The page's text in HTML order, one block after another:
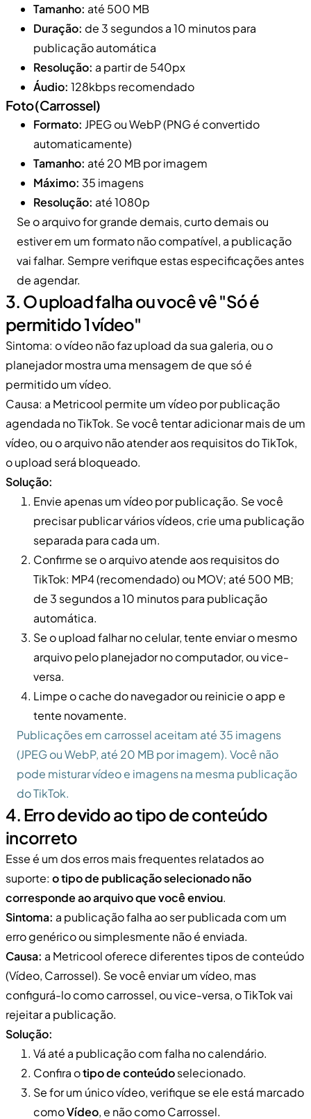
Tamanho: até 500 MB
Duração: de 3 segundos a 10 minutos para
publicação automática
Resolução: a partir de 540px
Áudio: 128kbps recomendado
Foto (Carrossel)
Formato: JPEG ou WebP (PNG é convertido
automaticamente)
Tamanho: até 20 MB por imagem
Máximo: 35 imagens
Resolução: até 1080p
Se o arquivo for grande demais, curto demais ou
estiver em um formato não compatível, a publicação
vai falhar. Sempre verifique estas especificações antes
de agendar.
3. O upload falha ou você vê "Só é
permitido 1 vídeo"
Sintoma: o vídeo não faz upload da sua galeria, ou o
planejador mostra uma mensagem de que só é
permitido um vídeo.
Causa: a Metricool permite um vídeo por publicação
agendada no TikTok. Se você tentar adicionar mais de um
vídeo, ou o arquivo não atender aos requisitos do TikTok,
o upload será bloqueado.
Solução:
Envie apenas um vídeo por publicação. Se você
precisar publicar vários vídeos, crie uma publicação
separada para cada um.
Confirme se o arquivo atende aos requisitos do
TikTok: MP4 (recomendado) ou MOV; até 500 MB;
de 3 segundos a 10 minutos para publicação
automática.
Se o upload falhar no celular, tente enviar o mesmo
arquivo pelo planejador no computador, ou vice-
versa.
Limpe o cache do navegador ou reinicie o app e
tente novamente.
Publicações em carrossel aceitam até 35 imagens
(JPEG ou WebP, até 20 MB por imagem). Você não
pode misturar vídeo e imagens na mesma publicação
do TikTok.
4. Erro devido ao tipo de conteúdo
incorreto
Esse é um dos erros mais frequentes relatados ao
suporte: o tipo de publicação selecionado não
corresponde ao arquivo que você enviou.
Sintoma: a publicação falha ao ser publicada com um
erro genérico ou simplesmente não é enviada.
Causa: a Metricool oferece diferentes tipos de conteúdo
(Vídeo, Carrossel). Se você enviar um vídeo, mas
configurá-lo como carrossel, ou vice-versa, o TikTok vai
rejeitar a publicação.
Solução:
Vá até a publicação com falha no calendário.
Confira otipo de conteúdoselecionado.
Se for um único vídeo, verifique se ele está marcado
comoVídeo, e não como Carrossel.